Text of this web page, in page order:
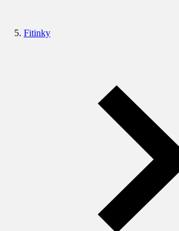
Fitinky